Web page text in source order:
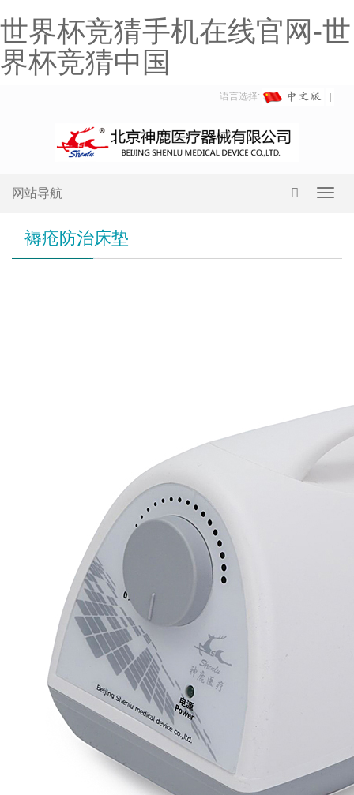
世界杯竞猜手机在线官网-世
界杯竞猜中国
语言选择:
网站导航
褥疮防治床垫